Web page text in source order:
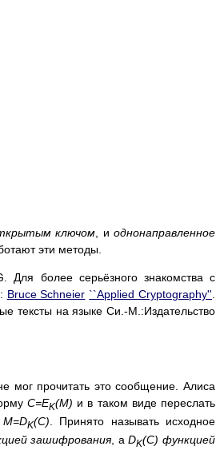
ключом , иоднонаправленное
эти методы.
Для более серьёзного знакомства с
Bruce Schneier ``Applied Cryptography''
тексты на языке Си.-М.:Издательство
мог прочитать это сообщение. Алиса
C=EK(M) и в таком виде переслать
M=DK(C) . Принято называть исходное
зашифрования, аDK(C) функцией